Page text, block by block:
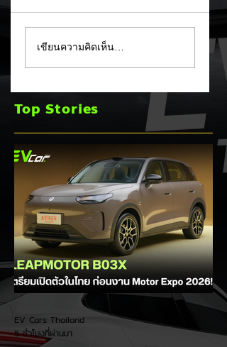
นำเข้า! ค่ายรถจีนผวา
ผู้นำเข้ารถ EV เตือน
ราคารถใหม่พุ่ง 30%
เผ
ก
ยอ
เร่
แล
เขียนความคิดเห็น…
Top Stories
EV Cars Thailand
5 ชั่วโมงที่ผ่านมา